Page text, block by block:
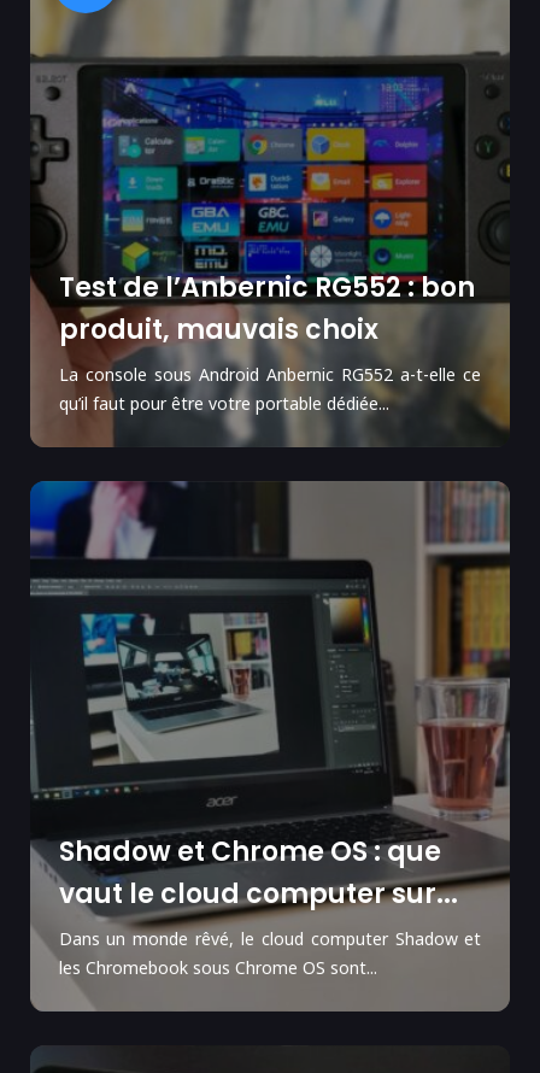
Test de l’Anbernic RG552 : bon
produit, mauvais choix
La console sous Android Anbernic RG552 a-t-elle ce
qu’il faut pour être votre portable dédiée...
Shadow et Chrome OS : que
vaut le cloud computer sur...
Dans un monde rêvé, le cloud computer Shadow et
les Chromebook sous Chrome OS sont...